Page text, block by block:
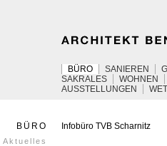
BÜRO SANIEREN
SAKRALES
WOHNEN
AUSSTELLUNGEN
BÜRO
Aktuelles
Infobüro TVB Scharnitz